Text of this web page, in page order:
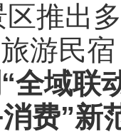
推出
游民
全域联
费”新